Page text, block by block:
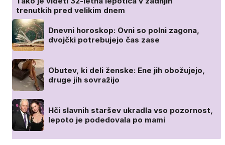
trenutkih pred velikim dnem
Dnevni horoskop: Ovni so polni zagona,
dvojčki potrebujejo čas zase
Obutev, ki deli ženske: Ene jih obožujejo,
druge jih sovražijo
Hči slavnih staršev ukradla vso pozornost,
lepoto je podedovala po mami